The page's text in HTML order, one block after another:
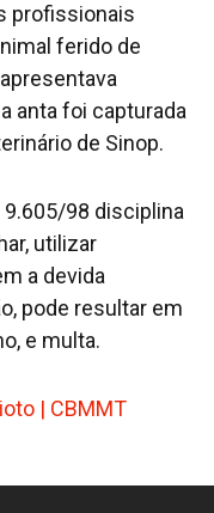
profissionais
ferido de
anta foi capturada
de Sinop.
9.605/98 disciplina
utilizar
a devida
pode resultar em
e multa.
| CBMMT